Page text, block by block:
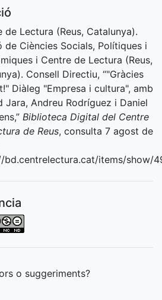
de Lectura (Reus, Catalunya).
de Ciències Socials, Polítiques i
i Centre de Lectura (Reus,
Consell Directiu, “"Gràcies
Diàleg "Empresa i cultura", amb
Jara, Andreu Rodríguez i Daniel
Biblioteca Digital del Centre
de Reus, consulta 7 agost de
bd.centrelectura.cat/items/show/
o suggeriments?